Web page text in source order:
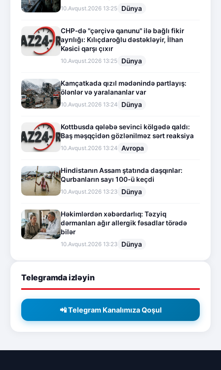
10.Avqust.2026 13:25 Dünya
CHP-də "çərçivə qanunu" ilə bağlı fikir
ayrılığı: Kılıçdaroğlu dəstəkləyir, İlhan
Kəsici qarşı çıxır
10.Avqust.2026 13:25 Dünya
Kamçatkada qızıl mədənində partlayış:
ölənlər və yaralananlar var
10.Avqust.2026 13:24 Dünya
Kottbusda qələbə sevinci kölgədə qaldı:
Baş məşqçidən gözlənilməz sərt reaksiya
10.Avqust.2026 13:24 Avropa
Hindistanın Assam ştatında daşqınlar:
Qurbanların sayı 100-ü keçdi
10.Avqust.2026 13:23 Dünya
Həkimlərdən xəbərdarlıq: Təzyiq
dərmanları ağır allergik fəsadlar törədə
bilər
10.Avqust.2026 13:23 Dünya
Telegramda izləyin
📲 Telegram Kanalımıza Qoşul